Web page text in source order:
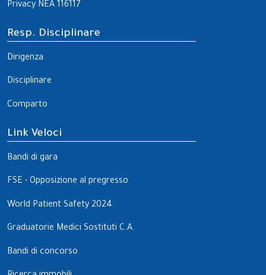
Privacy NEA 116117
Resp. Disciplinare
Dirigenza
Disciplinare
Comparto
Link Veloci
Bandi di gara
FSE - Opposizione al pregresso
World Patient Safety 2024
Graduatorie Medici Sostituti C.A.
Bandi di concorso